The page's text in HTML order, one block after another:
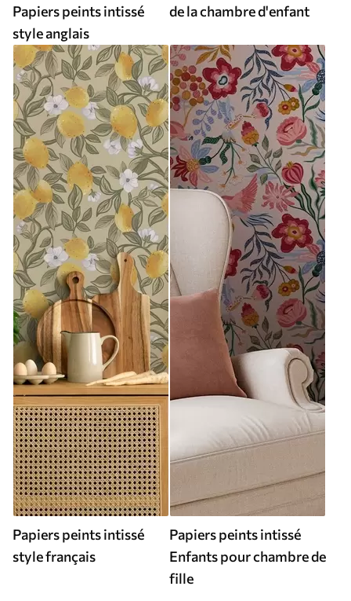
Papiers peints intissé
style anglais
de la chambre d'enfant
Papiers peints intissé
style français
Papiers peints intissé
Enfants pour chambre de
fille